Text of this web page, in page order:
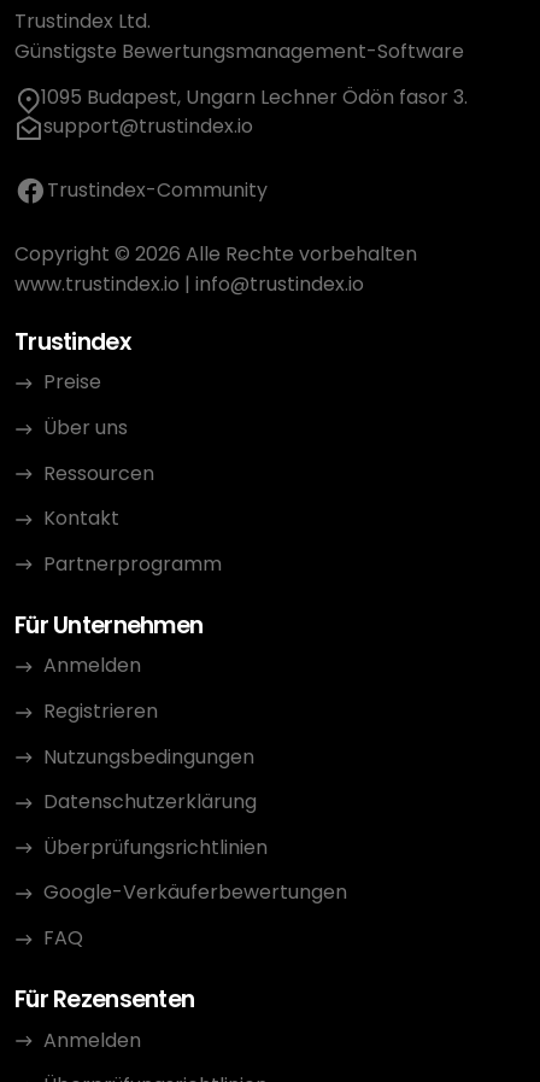
Trustindex Ltd.
Günstigste Bewertungsmanagement-Software
1095 Budapest, Ungarn Lechner Ödön fasor 3.
support@trustindex.io
Trustindex-Community
Copyright © 2026 Alle Rechte vorbehalten
www.trustindex.io | info@trustindex.io
Trustindex
Preise
Über uns
Ressourcen
Kontakt
Partnerprogramm
Für Unternehmen
Anmelden
Registrieren
Nutzungsbedingungen
Datenschutzerklärung
Überprüfungsrichtlinien
Google-Verkäuferbewertungen
FAQ
Für Rezensenten
Anmelden